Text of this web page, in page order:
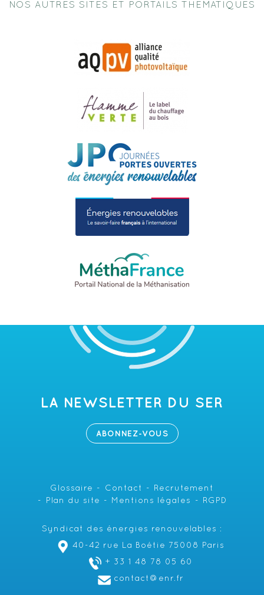
NOS AUTRES SITES ET PORTAILS THEMATIQUES
LA NEWSLETTER DU SER
ABONNEZ-VOUS
Glossaire Contact
Recrutement
Plan du site
Mentions légales RGPD
Syndicat des énergies renouvelables :
40-42 rue La Boétie 75008 Paris
+ 33 1 48 78 05 60
contact@enr.fr